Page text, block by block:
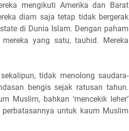
mengikuti Amerika dan Barat
diam saja tetap tidak bergerak
di Dunia Islam. Dengan paham
yang satu, tauhid. Mereka
tidak menolong saudara-
bengis sejak ratusan tahun.
Muslim, bahkan ‘mencekik leher’
untuk kaum Muslim